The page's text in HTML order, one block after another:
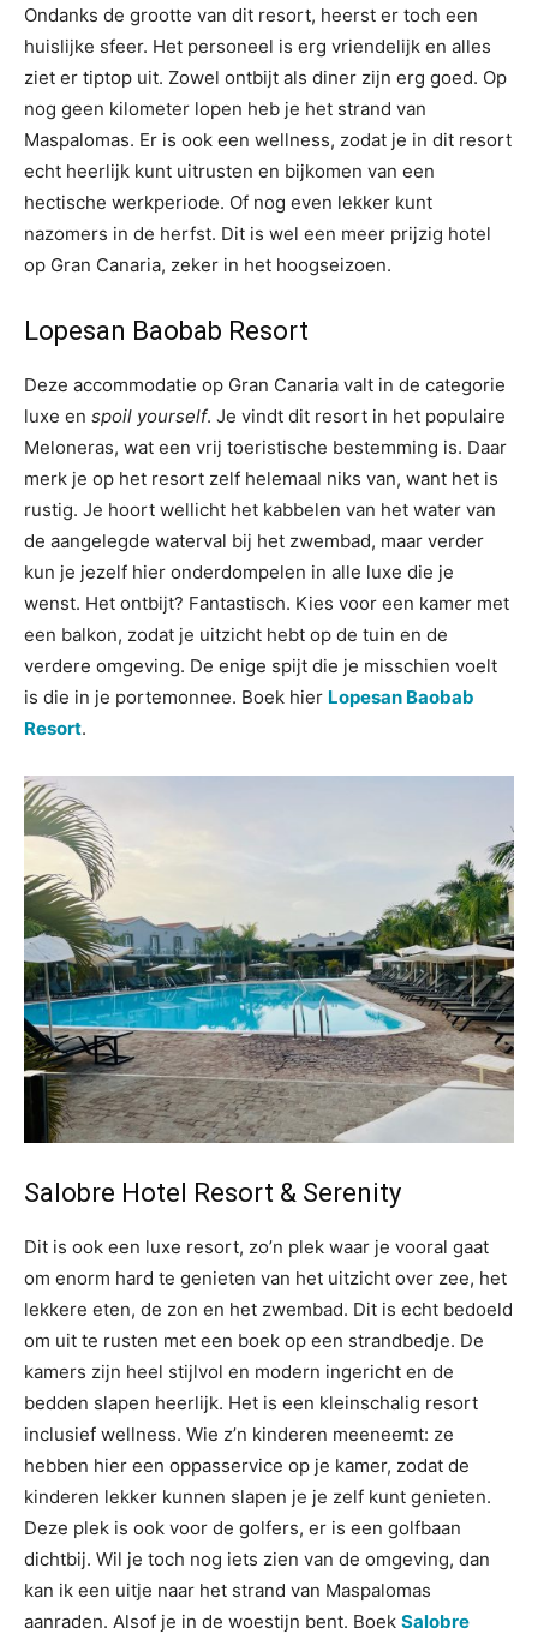
Ondanks de grootte van dit resort, heerst er toch een
huislijke sfeer. Het personeel is erg vriendelijk en alles
ziet er tiptop uit. Zowel ontbijt als diner zijn erg goed. Op
nog geen kilometer lopen heb je het strand van
Maspalomas. Er is ook een wellness, zodat je in dit resort
echt heerlijk kunt uitrusten en bijkomen van een
hectische werkperiode. Of nog even lekker kunt
nazomers in de herfst. Dit is wel een meer prijzig hotel
op Gran Canaria, zeker in het hoogseizoen.
Lopesan Baobab Resort
Deze accommodatie op Gran Canaria valt in de categorie
luxe en spoil yourself. Je vindt dit resort in het populaire
Meloneras, wat een vrij toeristische bestemming is. Daar
merk je op het resort zelf helemaal niks van, want het is
rustig. Je hoort wellicht het kabbelen van het water van
de aangelegde waterval bij het zwembad, maar verder
kun je jezelf hier onderdompelen in alle luxe die je
wenst. Het ontbijt? Fantastisch. Kies voor een kamer met
een balkon, zodat je uitzicht hebt op de tuin en de
verdere omgeving. De enige spijt die je misschien voelt
is die in je portemonnee. Boek hier Lopesan Baobab
Resort.
Salobre Hotel Resort & Serenity
Dit is ook een luxe resort, zo’n plek waar je vooral gaat
om enorm hard te genieten van het uitzicht over zee, het
lekkere eten, de zon en het zwembad. Dit is echt bedoeld
om uit te rusten met een boek op een strandbedje. De
kamers zijn heel stijlvol en modern ingericht en de
bedden slapen heerlijk. Het is een kleinschalig resort
inclusief wellness. Wie z’n kinderen meeneemt: ze
hebben hier een oppasservice op je kamer, zodat de
kinderen lekker kunnen slapen je je zelf kunt genieten.
Deze plek is ook voor de golfers, er is een golfbaan
dichtbij. Wil je toch nog iets zien van de omgeving, dan
kan ik een uitje naar het strand van Maspalomas
aanraden. Alsof je in de woestijn bent. Boek Salobre